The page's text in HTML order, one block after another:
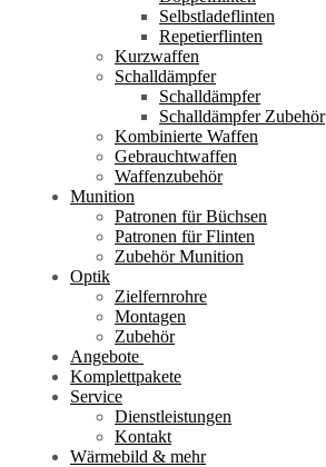
Selbstladeflinten
Repetierflinten
Kurzwaffen
Schalldämpfer
Schalldämpfer
Schalldämpfer Zubehör
Kombinierte Waffen
Gebrauchtwaffen
Waffenzubehör
Munition
Patronen für Büchsen
Patronen für Flinten
Zubehör Munition
Optik
Zielfernrohre
Montagen
Zubehör
Angebote
Komplettpakete
Service
Dienstleistungen
Kontakt
Wärmebild & mehr